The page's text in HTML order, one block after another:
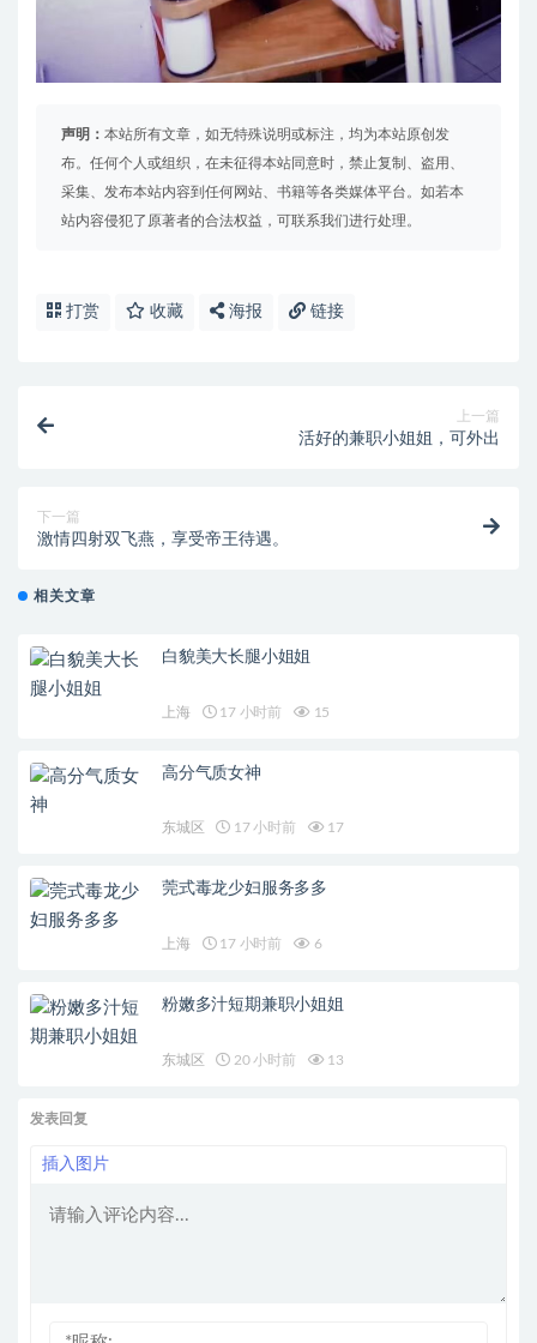
声明： 本站所有文章，如无特殊说明或标注，均为本站原创发
布。任何个人或组织，在未征得本站同意时，禁止复制、盗用、
采集、发布本站内容到任何网站、书籍等各类媒体平台。如若本
站内容侵犯了原著者的合法权益，可联系我们进行处理。
打赏 收藏 海报 链接
上一篇
活好的兼职小姐姐，可外出
下一篇
激情四射双飞燕，享受帝王待遇。
相关文章
白貌美大长腿小姐姐
上海 17 小时前 15
高分气质女神
东城区 17 小时前 17
莞式毒龙少妇服务多多
上海 17 小时前 6
粉嫩多汁短期兼职小姐姐
东城区 20 小时前 13
发表回复
插入图片